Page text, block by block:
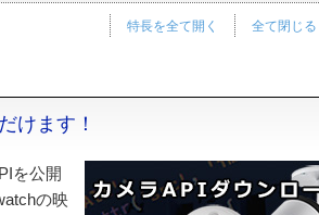
全て閉じる
特長を全て開く
けます！
を公開
の映